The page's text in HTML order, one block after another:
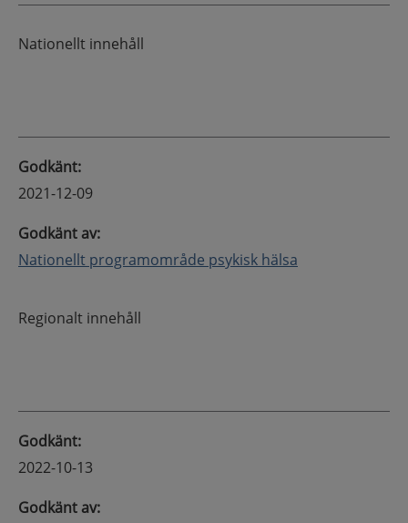
Nationellt innehåll
Godkänt:
2021-12-09
Godkänt av:
Nationellt programområde psykisk hälsa
Regionalt innehåll
Godkänt:
2022-10-13
Godkänt av: